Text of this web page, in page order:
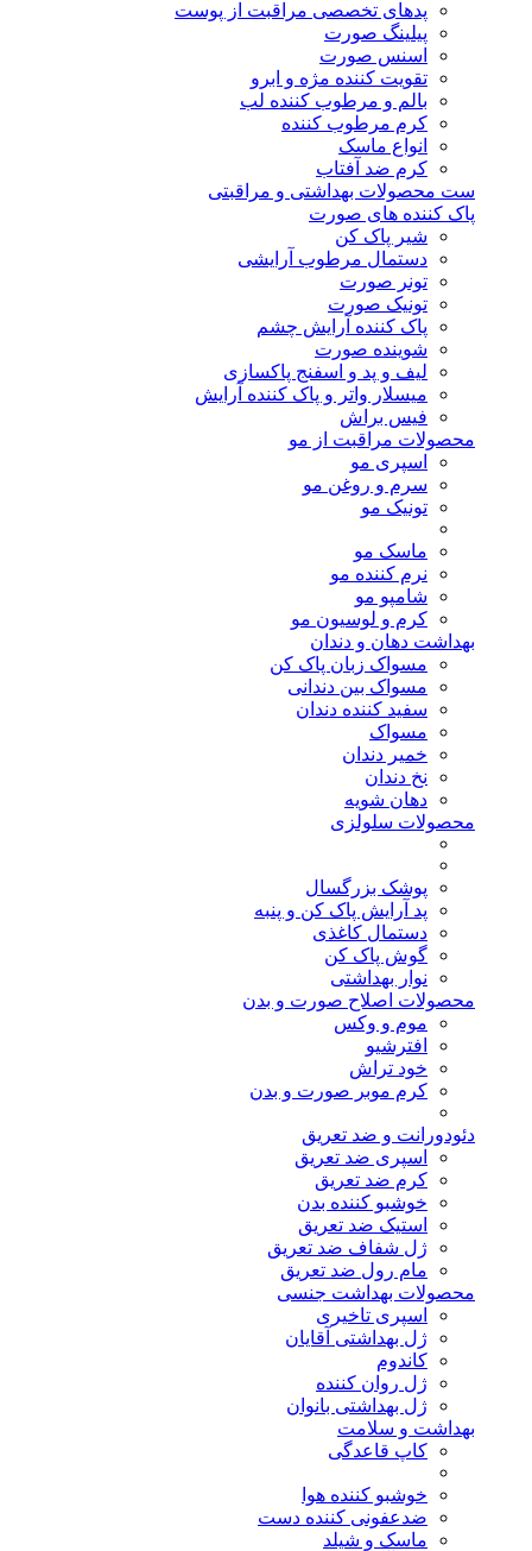
پدهای تخصصی مراقبت از پوست
پیلینگ صورت
اسنس صورت
تقویت کننده مژه و ابرو
بالم و مرطوب کننده لب
کرم مرطوب کننده
انواع ماسک
کرم ضد آفتاب
ست محصولات بهداشتی و مراقبتی
پاک کننده های صورت
شیر پاک کن
دستمال مرطوب آرایشی
تونر صورت
تونیک صورت
پاک کننده آرایش چشم
شوینده صورت
لیف و پد و اسفنج پاکسازی
میسلار واتر و پاک کننده آرایش
فیس براش
محصولات مراقبت از مو
اسپری مو
سرم و روغن مو
تونیک مو
ماسک مو
نرم کننده مو
شامپو مو
کرم و لوسیون مو
بهداشت دهان و دندان
مسواک زبان پاک کن
مسواک بین دندانی
سفید کننده دندان
مسواک
خمیر دندان
نخ دندان
دهان شویه
محصولات سلولزی
پوشک بزرگسال
پد آرایش پاک کن و پنبه
دستمال کاغذی
گوش پاک کن
نوار بهداشتی
محصولات اصلاح صورت و بدن
موم و وکس
افترشیو
خود تراش
کرم موبر صورت و بدن
دئودورانت و ضد تعریق
اسپری ضد تعریق
کرم ضد تعریق
خوشبو کننده بدن
استیک ضد تعریق
ژل شفاف ضد تعریق
مام رول ضد تعریق
محصولات بهداشت جنسی
اسپری تاخیری
ژل بهداشتی آقایان
کاندوم
ژل روان کننده
ژل بهداشتی بانوان
بهداشت و سلامت
کاپ قاعدگی
خوشبو کننده هوا
ضدعفونی کننده دست
ماسک و شیلد